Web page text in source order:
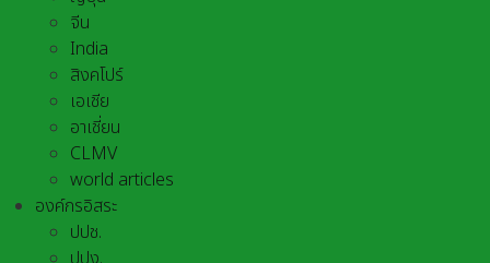
จีน
India
สิงคโปร์
เอเชีย
อาเชี่ยน
CLMV
world articles
องค์กรอิสระ
ปปช.